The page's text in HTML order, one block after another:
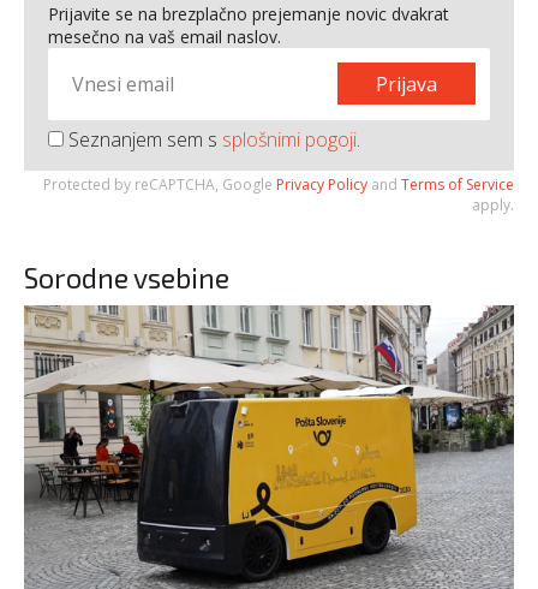
Prijavite se na brezplačno prejemanje novic dvakrat
mesečno na vaš email naslov.
Prijava
Seznanjem sem s splošnimi pogoji.
Protected by reCAPTCHA, Google Privacy Policy and Terms of Service
apply.
Sorodne vsebine